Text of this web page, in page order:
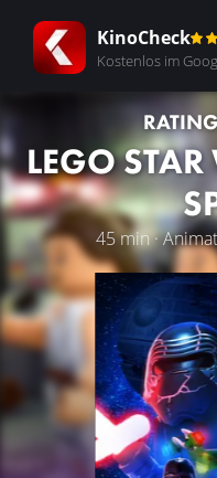
KinoCheck
Kostenlos im
LEGO
45 min ·